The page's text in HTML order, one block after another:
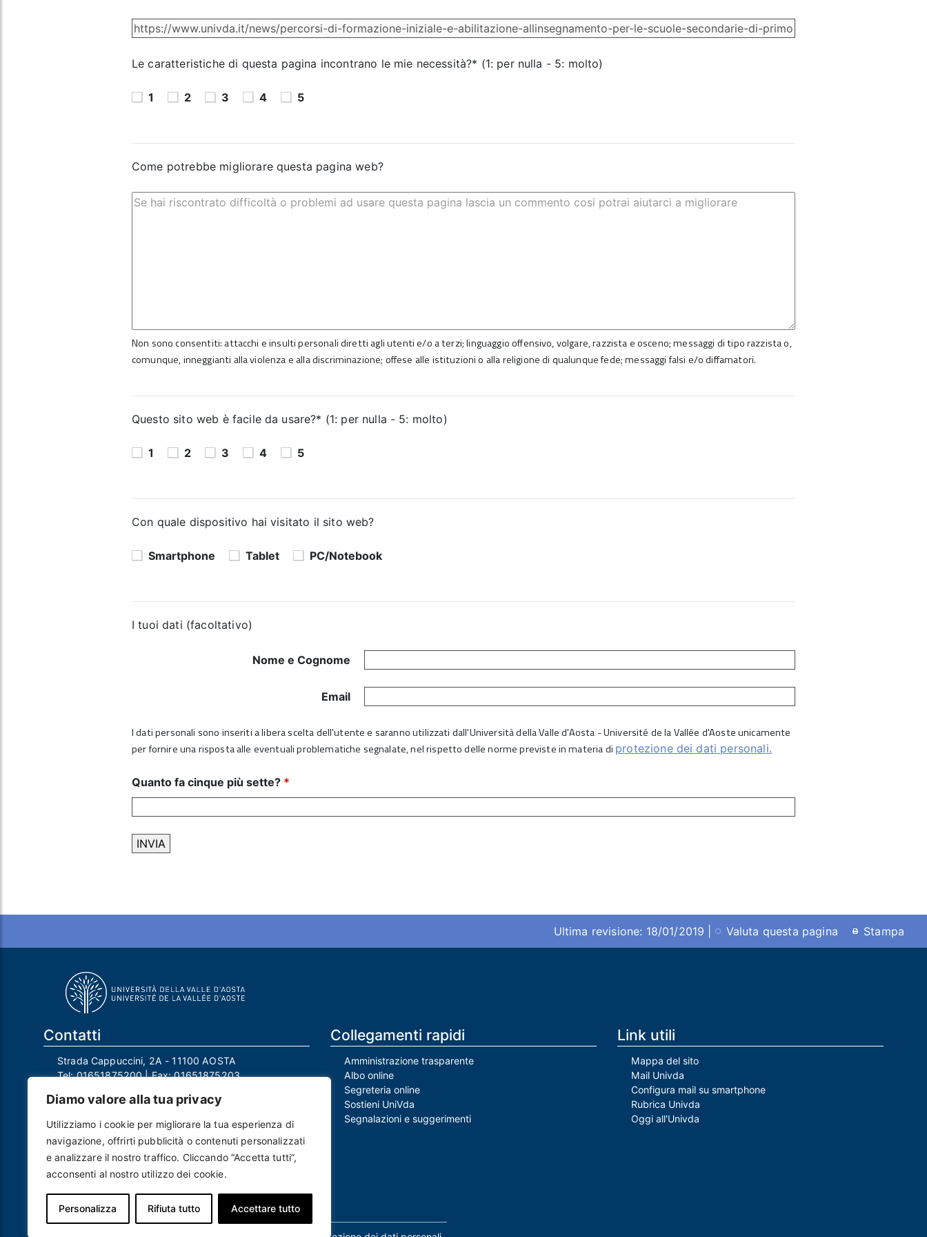
Diamo valore alla tua privacy
Utilizziamo i cookie per migliorare la tua esperienza di
navigazione, offrirti pubblicità o contenuti personalizzati
e analizzare il nostro traffico. Cliccando “Accetta tutti”,
acconsenti al nostro utilizzo dei cookie.
Personalizza Rifiuta tutto Accettare tutto
Le caratteristiche di questa pagina incontrano le mie necessità?* (1: per nulla - 5: molto)
1 2 3 4 5
Come potrebbe migliorare questa pagina web?
Non sono consentiti: attacchi e insulti personali diretti agli utenti e/o a terzi; linguaggio offensivo, volgare, razzista e osceno; messaggi di tipo razzista o,
comunque, inneggianti alla violenza e alla discriminazione; offese alle istituzioni o alla religione di qualunque fede; messaggi falsi e/o diffamatori.
Questo sito web è facile da usare?* (1: per nulla - 5: molto)
1 2 3 4 5
Con quale dispositivo hai visitato il sito web?
Smartphone Tablet PC/Notebook
I tuoi dati (facoltativo)
Nome e Cognome
Email
I dati personali sono inseriti a libera scelta dell'utente e saranno utilizzati dall'Università della Valle d'Aosta - Université de la Vallée d'Aoste unicamente
per fornire una risposta alle eventuali problematiche segnalate, nel rispetto delle norme previste in materia di protezione dei dati personali.
Quanto fa cinque più sette? *
Ultima revisione: 18/01/2019 | Valuta questa pagina Stampa
Contatti
Strada Cappuccini, 2A - 11100 AOSTA
Tel:01651875200| Fax:01651875203
Mail Responsabile Protezione dei Dati:
rpd@univda.it
Posta certificata:protocollo@pec.univda.it
P.IVA 01040890079 e C.F. 91041130070
Codice Univoco Ufficio: UF2EU2
Nome ufficio: Uff_eFatturaPA
Codice IPA: uvdau_ao
Collegamenti rapidi
Amministrazione trasparente
Albo online
Segreteria online
Sostieni UniVda
Segnalazioni e suggerimenti
Link utili
Mappa del sito
Mail Univda
Configura mail su smartphone
Rubrica Univda
Oggi all'Univda